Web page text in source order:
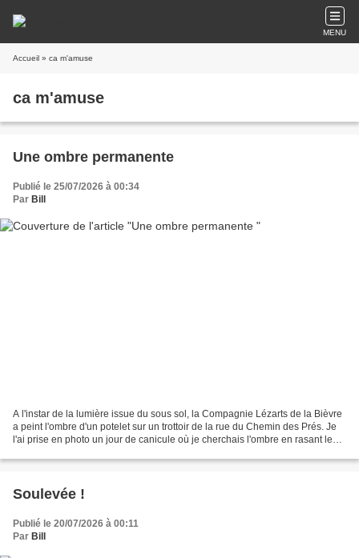
MENU
Accueil » ca m'amuse
ca m'amuse
Une ombre permanente
Publié le 25/07/2026 à 00:34
Par Bill
A l'instar de la lumière issue du sous sol, la Compagnie Lézarts de la Bièvre
a peint l'ombre d'un potelet sur un trottoir de la rue du Chemin des Prés. Je
l'ai prise en photo un jour de canicule où je cherchais l'ombre en rasant les
Soulevée !
Publié le 20/07/2026 à 00:11
Par Bill